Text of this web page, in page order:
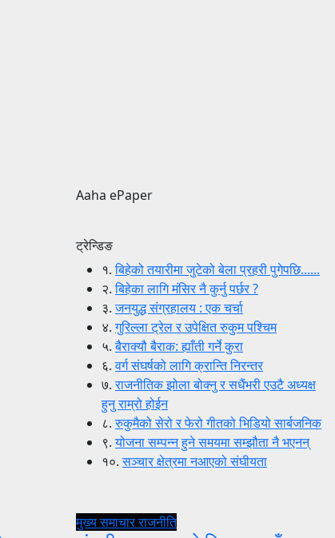
Aaha ePaper
ट्रेन्डिङ
१.बिहेको तयारीमा जुटेको बेला प्रहरी पुगेपछि......
२.बिहेका लागि मंसिर नै कुर्नु पर्छर ?
३.जनयुद्ध संग्रहालय : एक चर्चा
४.गुरिल्ला ट्रेल र उपेक्षित रुकुम पश्चिम
५.बैराक्यौ बैराक: ह्याँती गर्ने कुरा
६.वर्ग संघर्षको लागि क्रान्ति निरन्तर
७.राजनीतिक झोला बोक्नु र सधैंभरी एउटै अध्यक्ष
हुनु राम्रो होईन
८.रुकुमैको सेरो र फेरो गीतको भिडियो सार्बजनिक
९.योजना सम्पन्न हुने समयमा सम्झौता नै भएनन्
१०.सञ्चार क्षेत्रमा नआएको संघीयता
मुख्य समाचारराजनीति